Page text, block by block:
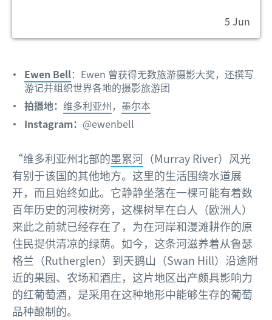
5 Jun
Ewen Bell：Ewen 曾获得无数旅游摄影大奖，还撰写
游记并组织世界各地的摄影旅游团
拍摄地： 维多利亚州， 墨尔本
Instagram： @ewenbell
“维多利亚州北部的墨累河 （Murray River）风光
有别于该国的其他地方。这里的生活围绕水道展
开，而且始终如此。它静静坐落在一棵可能有着数
百年历史的河桉树旁，这棵树早在白人（欧洲人）
来此之前就已经存在了，为在河岸和漫滩耕作的原
住民提供清凉的绿荫。如今，这条河滋养着从鲁瑟
格兰（Rutherglen）到天鹅山（Swan Hill）沿途附
近的果园、农场和酒庄，这片地区出产颇具影响力
的红葡萄酒，是采用在这种地形中能够生存的葡萄
品种酿制的。